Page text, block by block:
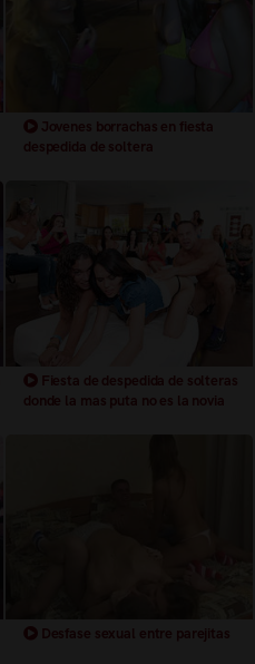
Jovenes borrachas en fiesta
despedida de soltera
Fiesta de despedida de solteras
donde la mas puta no es la novia
Desfase sexual entre parejitas